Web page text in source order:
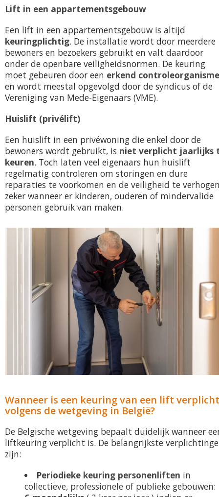
Lift in een appartementsgebouw
Een lift in een appartementsgebouw is altijd
keuringplichtig. De installatie wordt door meerdere
bewoners en bezoekers gebruikt en valt daardoor
onder de openbare veiligheidsnormen. De keuring
moet gebeuren door een erkend controleorganisme
en wordt meestal opgevolgd door de syndicus of de
Vereniging van Mede-Eigenaars (VME).
Huislift (privélift)
Een huislift in een privéwoning die enkel door de
bewoners wordt gebruikt, is niet verplicht jaarlijks
keuren. Toch laten veel eigenaars hun huislift
regelmatig controleren om storingen en dure
reparaties te voorkomen en de veiligheid te
zeker wanneer er kinderen, ouderen of mindervalide
personen gebruik van maken.
Wanneer is een keuring van een lift verplicht
volgens de wetgeving in België?
De Belgische wetgeving bepaalt duidelijk wanneer
liftkeuring verplicht is. De belangrijkste
zijn:
Periodieke keuring personenliften in
collectieve, professionele of publieke gebouwen: